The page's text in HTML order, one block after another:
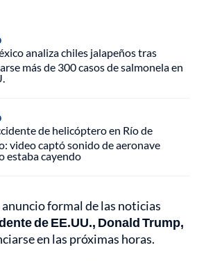
analiza chiles jalapeños tras
más de 300 casos de salmonela en
de helicóptero en Río de
video captó sonido de aeronave
estaba cayendo
formal de las noticias
de EE.UU., Donald Trump,
en las próximas horas.